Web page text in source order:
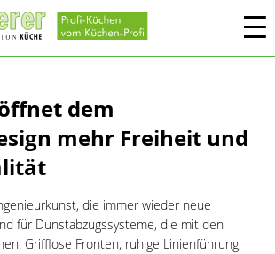
dem
mehr Freiheit und
die immer wieder neue
für Dunstabzugssysteme, die mit den
Grifflose Fronten, ruhige Linienführung,